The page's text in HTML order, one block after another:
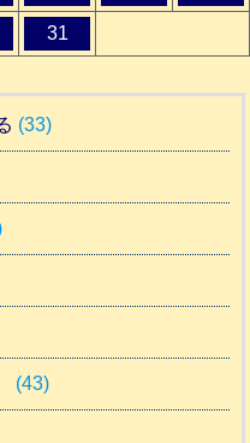
31
(33)
(43)